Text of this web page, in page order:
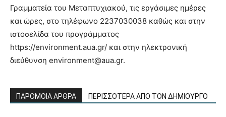
Γραμματεία του Μεταπτυχιακού, τις εργάσιμες ημέρες
και ώρες, στο τηλέφωνο 2237030038 καθώς και στην
ιστοσελίδα του προγράμματος
https://environment.aua.gr/ και στην ηλεκτρονική
διεύθυνση environment@aua.gr.
ΠΑΡΟΜΟΙΑ ΑΡΘΡΑ ΠΕΡΙΣΣΟΤΕΡΑ ΑΠΟ ΤΟΝ ΔΗΜΙΟΥΡΓΟ